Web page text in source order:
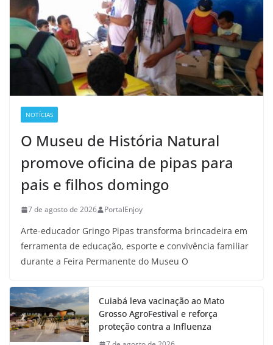
NOTÍCIAS
O Museu de História Natural
promove oficina de pipas para
pais e filhos domingo
7 de agosto de 2026 PortalEnjoy
Arte-educador Gringo Pipas transforma brincadeira em
ferramenta de educação, esporte e convivência familiar
durante a Feira Permanente do Museu O
Cuiabá leva vacinação ao Mato
Grosso AgroFestival e reforça
proteção contra a Influenza